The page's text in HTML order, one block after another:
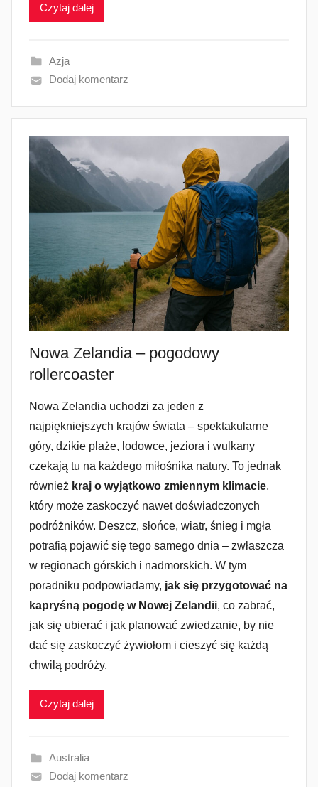
Czytaj dalej
Azja
Dodaj komentarz
Nowa Zelandia – pogodowy
rollercoaster
Nowa Zelandia uchodzi za jeden z
najpiękniejszych krajów świata – spektakularne
góry, dzikie plaże, lodowce, jeziora i wulkany
czekają tu na każdego miłośnika natury. To jednak
również kraj o wyjątkowo zmiennym klimacie,
który może zaskoczyć nawet doświadczonych
podróżników. Deszcz, słońce, wiatr, śnieg i mgła
potrafią pojawić się tego samego dnia – zwłaszcza
w regionach górskich i nadmorskich. W tym
poradniku podpowiadamy, jak się przygotować na
kapryśną pogodę w Nowej Zelandii, co zabrać,
jak się ubierać i jak planować zwiedzanie, by nie
dać się zaskoczyć żywiołom i cieszyć się każdą
chwilą podróży.
Czytaj dalej
Australia
Dodaj komentarz